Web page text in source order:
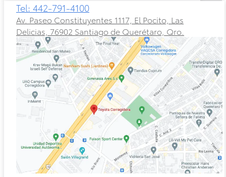
Prius
2026
DESDE
$514,700
HEV
2026
DESDE
$650,300
PROMOCIÓN
Tel: 442-791-4100
Av. Paseo Constituyentes 1117, El Pocito, Las
Delicias, 76902 Santiago de Querétaro, Qro.